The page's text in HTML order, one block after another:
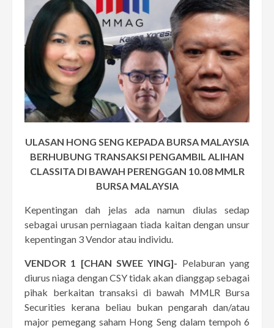
ULASAN HONG SENG KEPADA BURSA MALAYSIA
BERHUBUNG TRANSAKSI PENGAMBIL ALIHAN
CLASSITA DI BAWAH PERENGGAN 10.08 MMLR
BURSA MALAYSIA
Kepentingan dah jelas ada namun diulas sedap
sebagai urusan perniagaan tiada kaitan dengan unsur
kepentingan 3 Vendor atau individu.
VENDOR 1 [CHAN SWEE YING]- Pelaburan yang
diurus niaga dengan CSY tidak akan dianggap sebagai
pihak berkaitan transaksi di bawah MMLR Bursa
Securities kerana beliau bukan pengarah dan/atau
major pemegang saham Hong Seng dalam tempoh 6